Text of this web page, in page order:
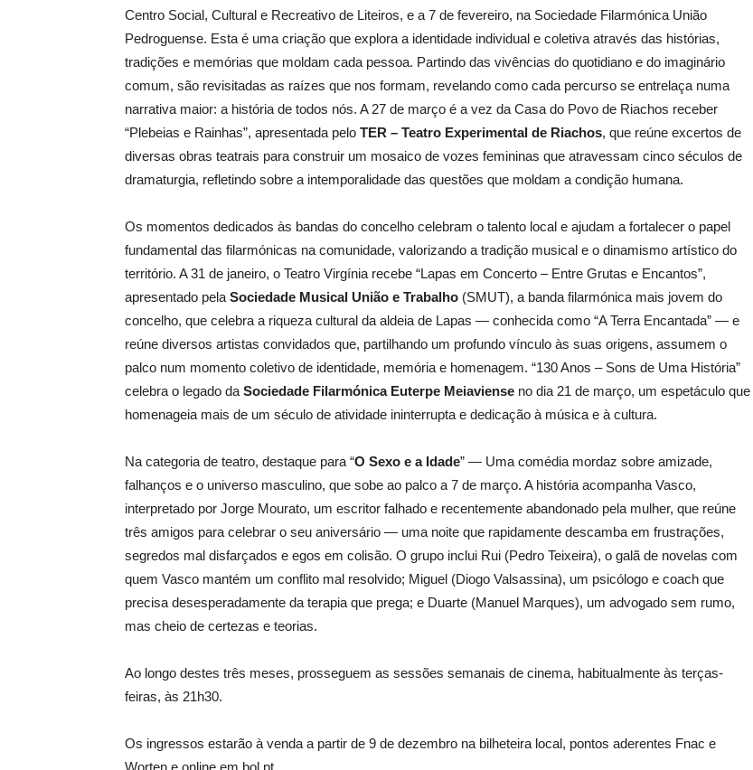
Centro Social, Cultural e Recreativo de Liteiros, e a 7 de fevereiro, na Sociedade Filarmónica União
Pedroguense. Esta é uma criação que explora a identidade individual e coletiva através das histórias,
tradições e memórias que moldam cada pessoa. Partindo das vivências do quotidiano e do imaginário
comum, são revisitadas as raízes que nos formam, revelando como cada percurso se entrelaça numa
narrativa maior: a história de todos nós. A 27 de março é a vez da Casa do Povo de Riachos receber
“Plebeias e Rainhas”, apresentada pelo TER – Teatro Experimental de Riachos, que reúne excertos de
diversas obras teatrais para construir um mosaico de vozes femininas que atravessam cinco séculos de
dramaturgia, refletindo sobre a intemporalidade das questões que moldam a condição humana.
Os momentos dedicados às bandas do concelho celebram o talento local e ajudam a fortalecer o papel
fundamental das filarmónicas na comunidade, valorizando a tradição musical e o dinamismo artístico do
território. A 31 de janeiro, o Teatro Virgínia recebe “Lapas em Concerto – Entre Grutas e Encantos”,
apresentado pela Sociedade Musical União e Trabalho (SMUT), a banda filarmónica mais jovem do
concelho, que celebra a riqueza cultural da aldeia de Lapas — conhecida como “A Terra Encantada” — e
reúne diversos artistas convidados que, partilhando um profundo vínculo às suas origens, assumem o
palco num momento coletivo de identidade, memória e homenagem. “130 Anos – Sons de Uma História”
celebra o legado da Sociedade Filarmónica Euterpe Meiaviense no dia 21 de março, um espetáculo que
homenageia mais de um século de atividade ininterrupta e dedicação à música e à cultura.
Na categoria de teatro, destaque para “O Sexo e a Idade” — Uma comédia mordaz sobre amizade,
falhanços e o universo masculino, que sobe ao palco a 7 de março. A história acompanha Vasco,
interpretado por Jorge Mourato, um escritor falhado e recentemente abandonado pela mulher, que reúne
três amigos para celebrar o seu aniversário — uma noite que rapidamente descamba em frustrações,
segredos mal disfarçados e egos em colisão. O grupo inclui Rui (Pedro Teixeira), o galã de novelas com
quem Vasco mantém um conflito mal resolvido; Miguel (Diogo Valsassina), um psicólogo e coach que
precisa desesperadamente da terapia que prega; e Duarte (Manuel Marques), um advogado sem rumo,
mas cheio de certezas e teorias.
Ao longo destes três meses, prosseguem as sessões semanais de cinema, habitualmente às terças-
feiras, às 21h30.
Os ingressos estarão à venda a partir de 9 de dezembro na bilheteira local, pontos aderentes Fnac e
Worten e online em bol.pt.